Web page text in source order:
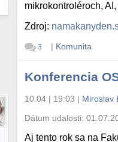
mikrokontroléroch,
Zdroj:
3 | Komunita
Konferencia
10.04 | 19:03 | Miroslav
Dátum udalosti:
Aj tento rok sa na